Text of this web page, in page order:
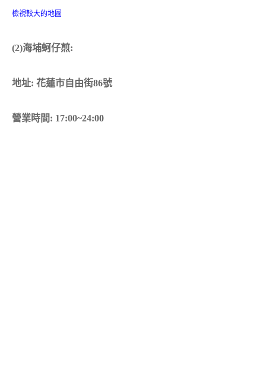
檢視較大的地圖
(2)海埔蚵仔煎:
地址: 花蓮市自由街86號
營業時間: 17:00~24:00